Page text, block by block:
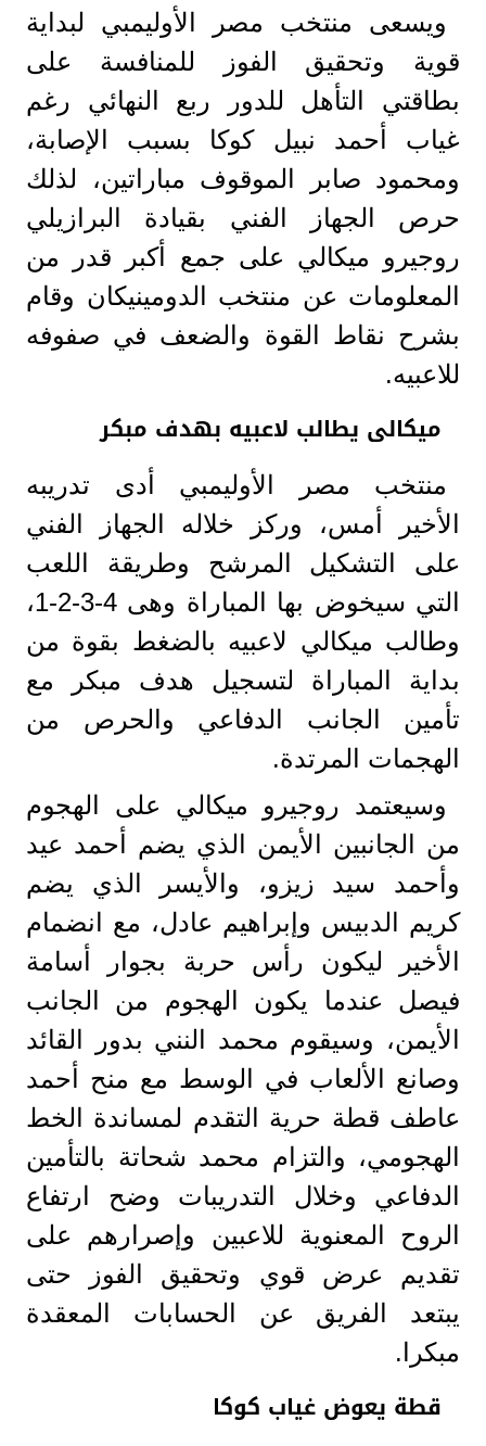
ويسعى منتخب مصر الأوليمبي لبداية
قوية وتحقيق الفوز للمنافسة على
بطاقتي التأهل للدور ربع النهائي رغم
غياب أحمد نبيل كوكا بسبب الإصابة،
ومحمود صابر الموقوف مباراتين، لذلك
حرص الجهاز الفني بقيادة البرازيلي
روجيرو ميكالي على جمع أكبر قدر من
المعلومات عن منتخب الدومينيكان وقام
بشرح نقاط القوة والضعف في صفوفه
للاعبيه.
ميكالى يطالب لاعبيه بهدف مبكر
منتخب مصر الأوليمبي أدى تدريبه
الأخير أمس، وركز خلاله الجهاز الفني
على التشكيل المرشح وطريقة اللعب
التي سيخوض بها المباراة وهى 4-3-2-1،
وطالب ميكالي لاعبيه بالضغط بقوة من
بداية المباراة لتسجيل هدف مبكر مع
تأمين الجانب الدفاعي والحرص من
الهجمات المرتدة.
وسيعتمد روجيرو ميكالي على الهجوم
من الجانبين الأيمن الذي يضم أحمد عيد
وأحمد سيد زيزو، والأيسر الذي يضم
كريم الدبيس وإبراهيم عادل، مع انضمام
الأخير ليكون رأس حربة بجوار أسامة
فيصل عندما يكون الهجوم من الجانب
الأيمن، وسيقوم محمد النني بدور القائد
وصانع الألعاب في الوسط مع منح أحمد
عاطف قطة حرية التقدم لمساندة الخط
الهجومي، والتزام محمد شحاتة بالتأمين
الدفاعي وخلال التدريبات وضح ارتفاع
الروح المعنوية للاعبين وإصرارهم على
تقديم عرض قوي وتحقيق الفوز حتى
يبتعد الفريق عن الحسابات المعقدة
مبكرا.
قطة يعوض غياب كوكا